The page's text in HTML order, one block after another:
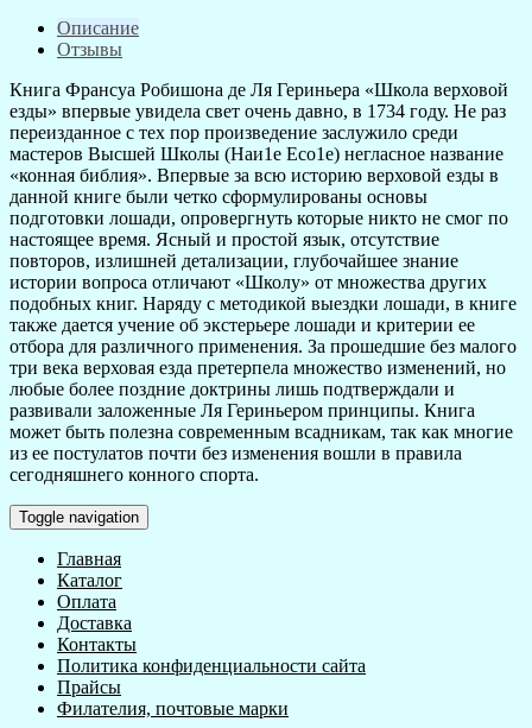
Описание
Отзывы
Книга Франсуа Робишона де Ля Гериньера «Школа верховой
езды» впервые увидела свет очень давно, в 1734 году. Не раз
переизданное с тех пор произведение заслужило среди
мастеров Высшей Школы (Наи1е Есо1е) негласное название
«конная библия». Впервые за всю историю верховой езды в
данной книге были четко сформулированы основы
подготовки лошади, опровергнуть которые никто не смог по
настоящее время. Ясный и простой язык, отсутствие
повторов, излишней детализации, глубочайшее знание
истории вопроса отличают «Школу» от множества других
подобных книг. Наряду с методикой выездки лошади, в книге
также дается учение об экстерьере лошади и критерии ее
отбора для различного применения. За прошедшие без малого
три века верховая езда претерпела множество изменений, но
любые более поздние доктрины лишь подтверждали и
развивали заложенные Ля Гериньером принципы. Книга
может быть полезна современным всадникам, так как многие
из ее постулатов почти без изменения вошли в правила
сегодняшнего конного спорта.
Toggle navigation
Главная
Каталог
Оплата
Доставка
Контакты
Политика конфиденциальности сайта
Прайсы
Филателия, почтовые марки